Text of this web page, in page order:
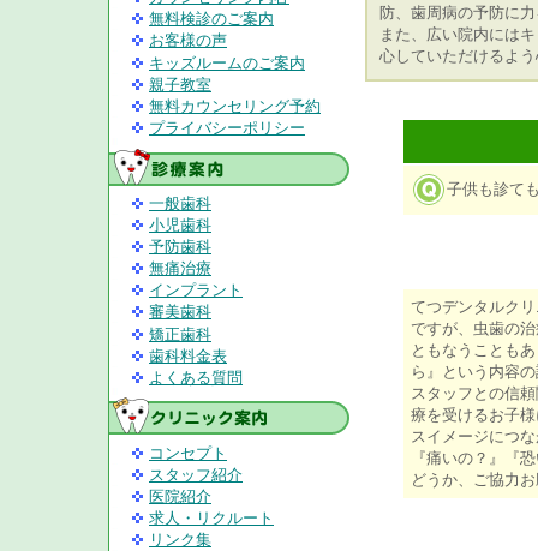
無料検診のご案内
お客様の声
キッズルームのご案内
親子教室
無料カウンセリング予約
プライバシーポリシー
一般歯科
小児歯科
予防歯科
無痛治療
インプラント
審美歯科
矯正歯科
歯科料金表
よくある質問
コンセプト
スタッフ紹介
医院紹介
求人・リクルート
リンク集
防、歯周病の予防に
また、広い院内には
心していただけるよ
子供も診て
てつデンタルク
ですが、虫歯の
ともなうことも
ら』という内容
スタッフとの信
療を受けるお子
スイメージにつ
『痛いの？』『
どうか、ご協力